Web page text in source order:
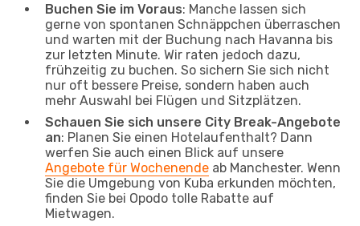
Buchen Sie im Voraus: Manche lassen sich
gerne von spontanen Schnäppchen überraschen
und warten mit der Buchung nach Havanna bis
zur letzten Minute. Wir raten jedoch dazu,
frühzeitig zu buchen. So sichern Sie sich nicht
nur oft bessere Preise, sondern haben auch
mehr Auswahl bei Flügen und Sitzplätzen.
Schauen Sie sich unsere City Break-Angebote
an: Planen Sie einen Hotelaufenthalt? Dann
werfen Sie auch einen Blick auf unsere
Angebote für Wochenende ab Manchester. Wenn
Sie die Umgebung von Kuba erkunden möchten,
finden Sie bei Opodo tolle Rabatte auf
Mietwagen.